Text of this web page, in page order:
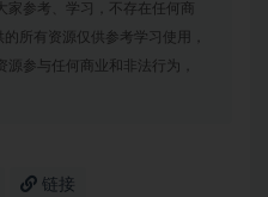
参考、学习，不存在任何商
所有资源仅供参考学习使用，
参与任何商业和非法行为，
链接